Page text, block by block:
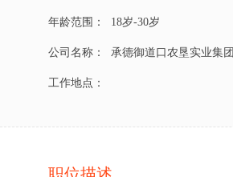
年龄范围： 18岁-30岁
公司名称： 承德御道口农垦实业集团
工作地点：